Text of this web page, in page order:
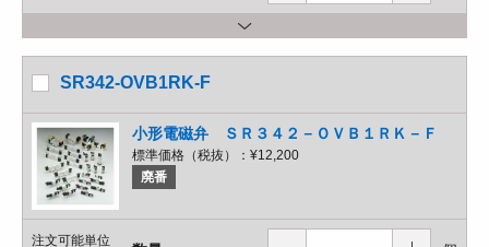
SR342-OVB1RK-F
小形電磁弁 ＳＲ３４２－ＯＶＢ１ＲＫ－Ｆ
標準価格（税抜）： ¥12,200
廃番
注文可能単位